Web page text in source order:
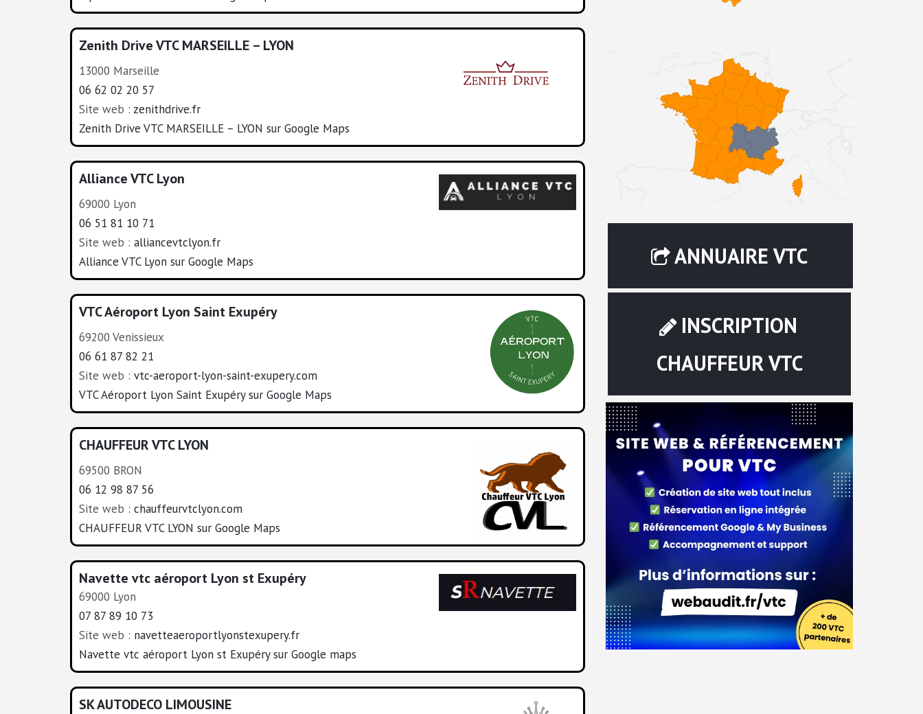
Zenith Drive VTC MARSEILLE – LYON
13000 Marseille
06 62 02 20 57
Site web : zenithdrive.fr
Zenith Drive VTC MARSEILLE – LYON sur Google Maps
Alliance VTC Lyon
69000 Lyon
06 51 81 10 71
Site web : alliancevtclyon.fr
Alliance VTC Lyon sur Google Maps
VTC Aéroport Lyon Saint Exupéry
69200 Venissieux
06 61 87 82 21
Site web : vtc-aeroport-lyon-saint-exupery.com
VTC Aéroport Lyon Saint Exupéry sur Google Maps
CHAUFFEUR VTC LYON
69500 BRON
06 12 98 87 56
Site web : chauffeurvtclyon.com
CHAUFFEUR VTC LYON sur Google Maps
Navette vtc aéroport Lyon st Exupéry
69000 Lyon
07 87 89 10 73
Site web : navetteaeroportlyonstexupery.fr
Navette vtc aéroport Lyon st Exupéry sur Google maps
SK AUTODECO LIMOUSINE
ANNUAIRE VTC
INSCRIPTION
CHAUFFEUR VTC